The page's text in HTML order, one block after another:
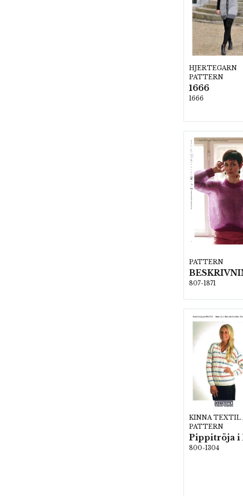
HJERTEGARN
PATTERN
1666
1666
PATTERN
807-1871
KINNA TEXTIL
PATTERN
800-1304